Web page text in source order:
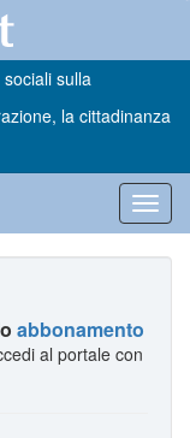
sulla
la cittadinanza
abbonamento
al portale con